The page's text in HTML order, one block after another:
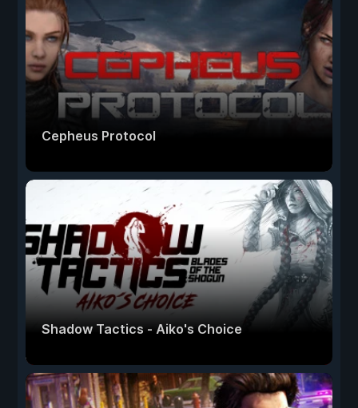
Cepheus Protocol
Shadow Tactics - Aiko's Choice